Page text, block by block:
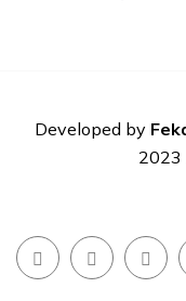
Developed by
2023